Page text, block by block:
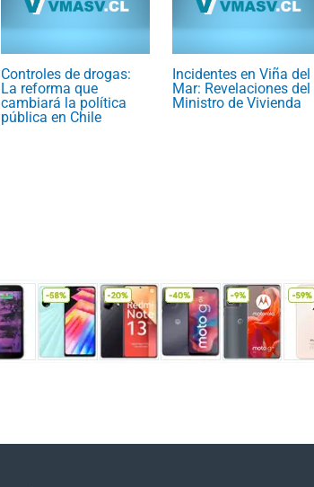
Controles de drogas:
La reforma que
cambiará la política
pública en Chile
Incidentes en Viña del
Mar: Revelaciones del
Ministro de Vivienda